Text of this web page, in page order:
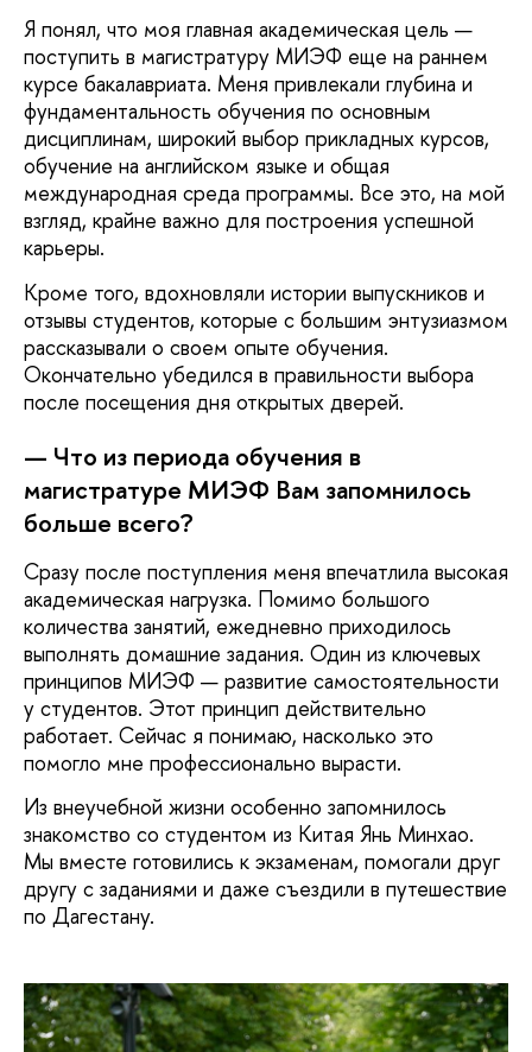
Я понял, что моя главная академическая цель —
поступить в магистратуру МИЭФ еще на раннем
курсе бакалавриата. Меня привлекали глубина и
фундаментальность обучения по основным
дисциплинам, широкий выбор прикладных курсов,
обучение на английском языке и общая
международная среда программы. Все это, на мой
взгляд, крайне важно для построения успешной
карьеры.
Кроме того, вдохновляли истории выпускников и
отзывы студентов, которые с большим энтузиазмом
рассказывали о своем опыте обучения.
Окончательно убедился в правильности выбора
после посещения дня открытых дверей.
— Что из периода обучения в
магистратуре МИЭФ Вам запомнилось
больше всего?
Сразу после поступления меня впечатлила высокая
академическая нагрузка. Помимо большого
количества занятий, ежедневно приходилось
выполнять домашние задания. Один из ключевых
принципов МИЭФ — развитие самостоятельности
у студентов. Этот принцип действительно
работает. Сейчас я понимаю, насколько это
помогло мне профессионально вырасти.
Из внеучебной жизни особенно запомнилось
знакомство со студентом из Китая Янь Минхао.
Мы вместе готовились к экзаменам, помогали друг
другу с заданиями и даже съездили в путешествие
по Дагестану.